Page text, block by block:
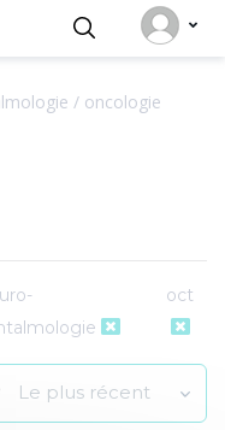
/ oncologie
oct
Le plus récent